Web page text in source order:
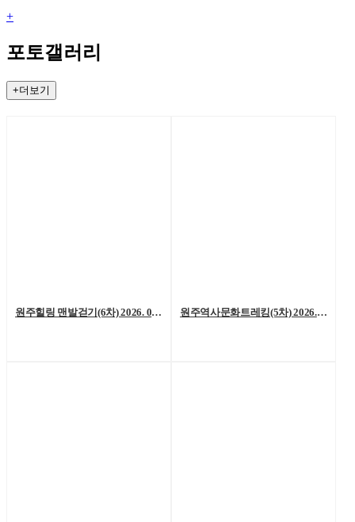
+
포토갤러리
+더보기
원주힐링 맨발걷기(6차) 2026. 08. 01. (토) 원주역사문화트레킹(5차) 2026. 07. 25.(토)